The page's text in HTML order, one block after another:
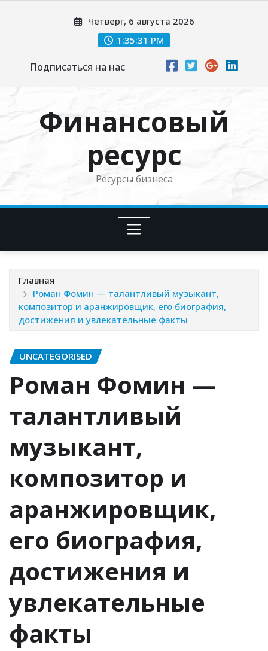
Четверг, 6 августа 2026
1:35:32 PM
Подписаться на нас
Финансовый
ресурс
Ресурсы бизнеса
Главная
Роман Фомин — талантливый музыкант,
композитор и аранжировщик, его биография,
достижения и увлекательные факты
UNCATEGORISED
Роман Фомин —
талантливый
музыкант,
композитор и
аранжировщик,
его биография,
достижения и
увлекательные
факты